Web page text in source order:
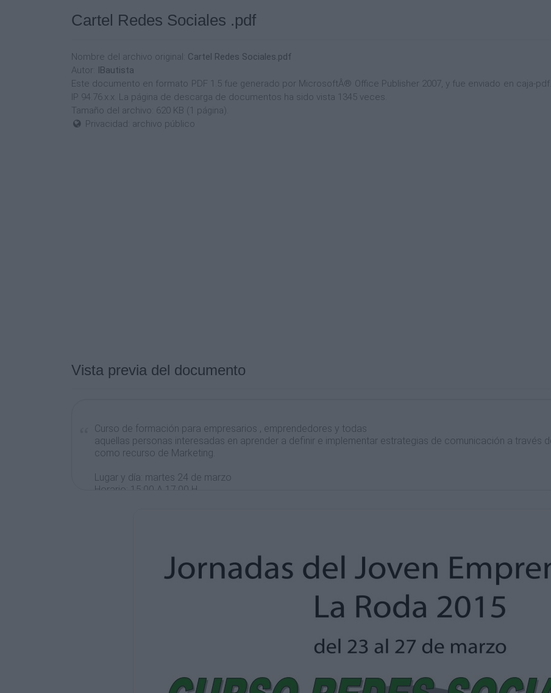
Cartel Redes Sociales .pdf
Nombre del archivo original: Cartel Redes Sociales.pdf
Autor: IBautista
Este documento en formato PDF 1.5 fue generado por MicrosoftÂ® Office Publisher 2007, y fue enviado en caja-
IP 94.76.x.x. La página de descarga de documentos ha sido vista 1345 veces.
Tamaño del archivo: 620 KB (1 página).
Privacidad: archivo público
Vista previa del documento
Curso de formación para empresarios , emprendedores y todas
aquellas personas interesadas en aprender a definir e implementar estrategias de comunicación a través
como recurso de Marketing.
Lugar y día: martes 24 de marzo
Horario: 15:00 A 17:00 H.
Vivero de Empresas, C/Calvo Sotelo, 2 Telf. 608766159
direccionviveroempresas@laroda.es